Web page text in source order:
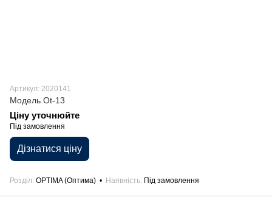
Артикул: 2020141
Модель Ot-13
Ціну уточнюйте
Під замовлення
Дізнатися ціну
Розділ OPTIMA (Оптима) Наявність Під замовлення